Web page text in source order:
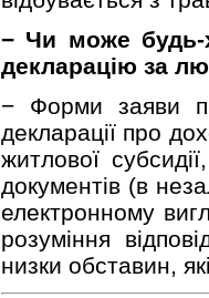
− Чи може будь-
декларацію за
− Форми заяви
декларації про
житлової
документів (в
електронному
розуміння
низки обставин,